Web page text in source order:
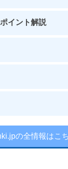
イント解説
の全情報はこ